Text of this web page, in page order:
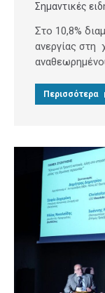
Σημαντικές
Στο 10,8%
ανεργίας στη
Περισσότερα